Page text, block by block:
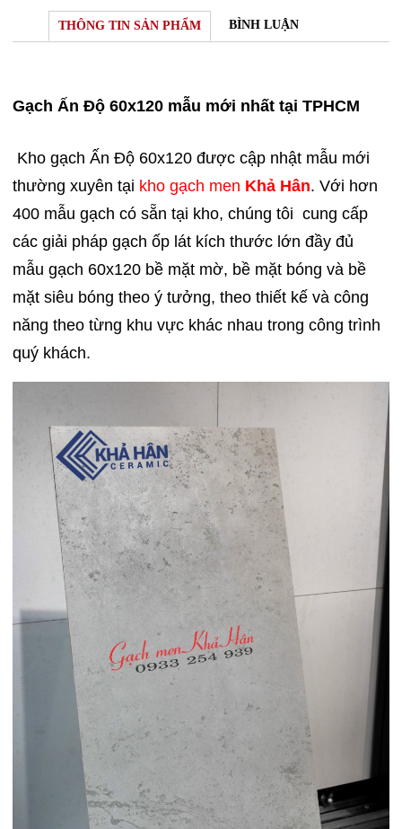
THÔNG TIN SẢN PHẨM BÌNH LUẬN
Gạch Ấn Độ 60x120 mẫu mới nhất tại TPHCM
Kho gạch Ấn Độ 60x120 được cập nhật mẫu mới
thường xuyên tại kho gạch men Khả Hân. Với hơn
400 mẫu gạch có sẵn tại kho, chúng tôi cung cấp
các giải pháp gạch ốp lát kích thước lớn đầy đủ
mẫu gạch 60x120 bề mặt mờ, bề mặt bóng và bề
mặt siêu bóng theo ý tưởng, theo thiết kế và công
năng theo từng khu vực khác nhau trong công trình
quý khách.